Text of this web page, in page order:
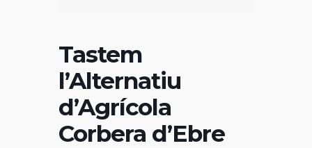
Tastem
l’Alternatiu
d’Agrícola
Corbera d’Ebre